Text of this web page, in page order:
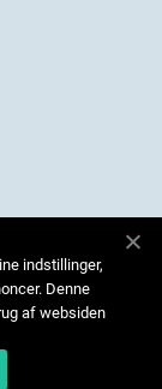
indstillinger,
Denne
af websiden